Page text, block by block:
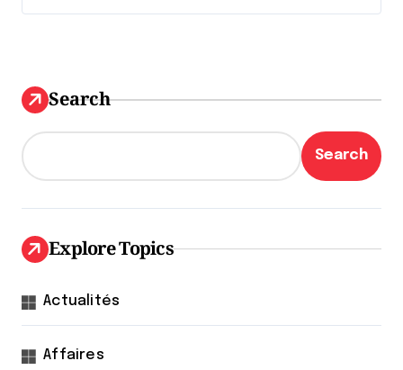
Search
Search
Explore Topics
Actualités
Affaires